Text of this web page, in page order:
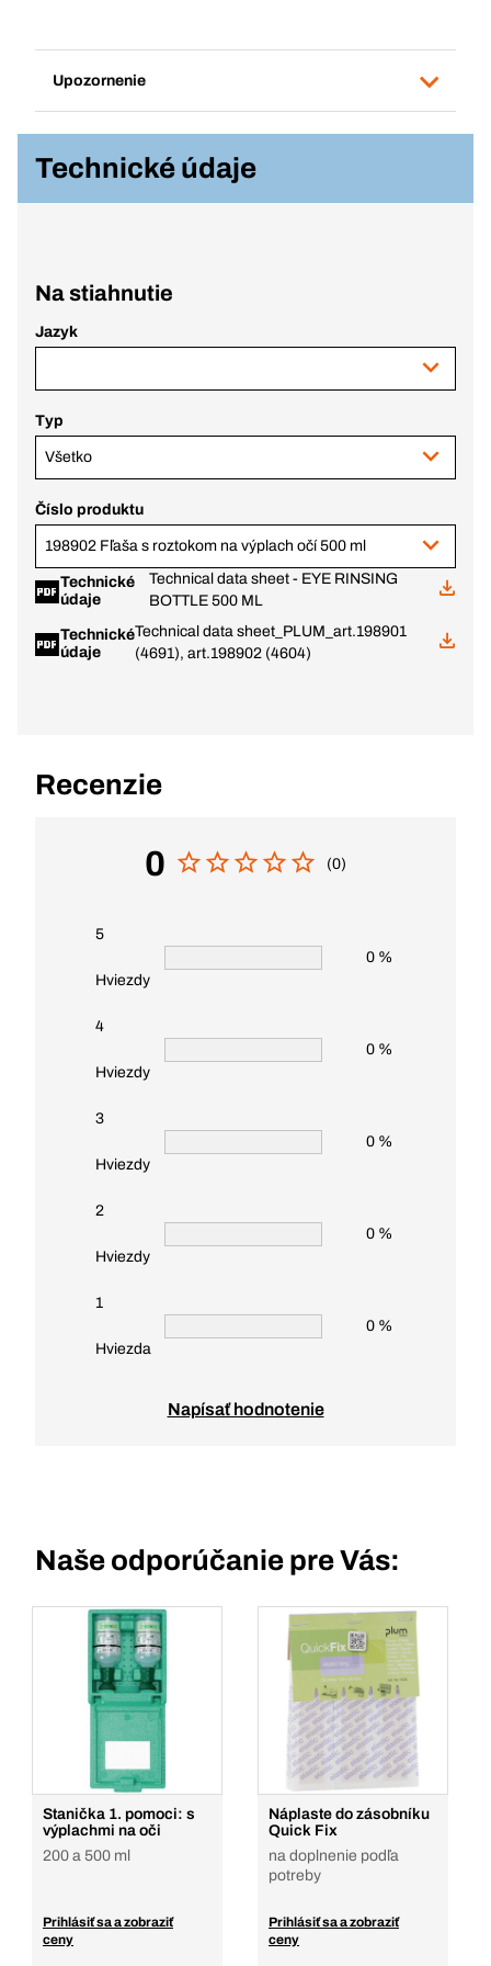
Upozornenie
Technické údaje
Na stiahnutie
Jazyk
Typ
Všetko
Číslo produktu
198902 Fľaša s roztokom na výplach očí 500 ml
Technické
údaje
Technical data sheet - EYE RINSING
BOTTLE 500 ML
Technické
údaje
Technical data sheet_PLUM_art.198901
(4691), art.198902 (4604)
Recenzie
0 (0)
5
Hviezdy
0 %
4
Hviezdy
0 %
3
Hviezdy
0 %
2
Hviezdy
0 %
1
Hviezda
0 %
Napísať hodnotenie
Naše odporúčanie pre Vás:
Stanička 1. pomoci: s
výplachmi na oči
200 a 500 ml
Prihlásiť sa a zobraziť
ceny
Náplaste do zásobníku
Quick Fix
na doplnenie podľa
potreby
Prihlásiť sa a zobraziť
ceny